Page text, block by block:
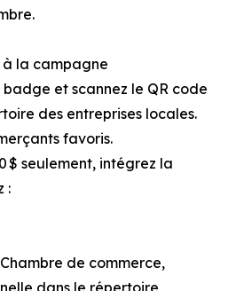
la campagne
badge et scannez le QR code
des entreprises locales.
favoris.
$ seulement, intégrez la
:
de commerce,